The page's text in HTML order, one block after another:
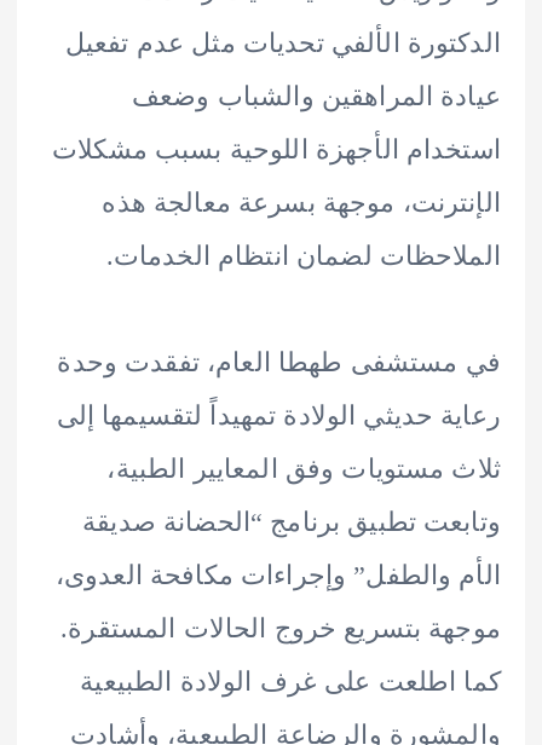
الألفي تحديات مثل عدم تفعيل
المراهقين والشباب وضعف
الأجهزة اللوحية بسبب مشكلات
موجهة بسرعة معالجة هذه
لضمان انتظام الخدمات.
طهطا العام، تفقدت وحدة
حديثي الولادة تمهيداً لتقسيمها إلى
مستويات وفق المعايير الطبية،
تطبيق برنامج “الحضانة صديقة
والطفل” وإجراءات مكافحة العدوى،
بتسريع خروج الحالات المستقرة.
على غرف الولادة الطبيعية
والرضاعة الطبيعية، وأشادت